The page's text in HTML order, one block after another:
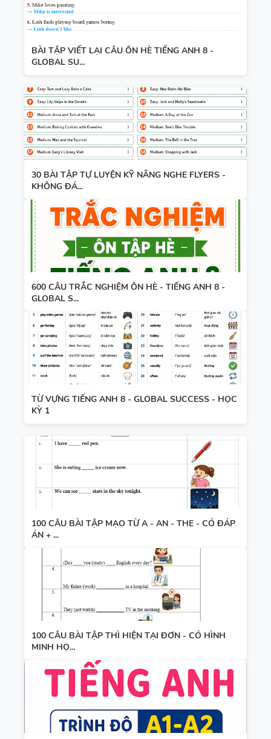
BÀI TẬP VIẾT LẠI CÂU ÔN HÈ TIẾNG ANH 8 -
GLOBAL SU...
30 BÀI TẬP TỰ LUYỆN KỸ NĂNG NGHE FLYERS -
KHÔNG ĐÁ...
600 CÂU TRẮC NGHIỆM ÔN HÈ - TIẾNG ANH 8 -
GLOBAL S...
TỪ VỰNG TIẾNG ANH 8 - GLOBAL SUCCESS - HỌC
KỲ 1
100 CÂU BÀI TẬP MẠO TỪ A - AN - THE - CÓ ĐÁP
ÁN + ...
100 CÂU BÀI TẬP THÌ HIỆN TẠI ĐƠN - CÓ HÌNH
MINH HỌ...